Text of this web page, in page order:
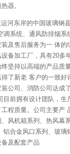
器。
河东岸的中国玻璃钢
调系统、通风防排烟系
及售后服务为一 体的
备加工厂，具有20多
坚持以高端的产品质
了新老 客户的一致好
公司、消防公司达成
目前拥有设计团队，生
程质量。公司主要产
风机箱系列、热风幕
铝合金风口系列、玻璃
及配套产品